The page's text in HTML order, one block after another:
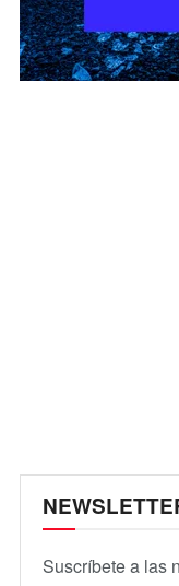
Suscríbete a las